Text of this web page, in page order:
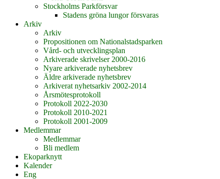
Stockholms Parkförsvar
Stadens gröna lungor försvaras
Arkiv
Arkiv
Propositionen om Nationalstadsparken
Vård- och utvecklingsplan
Arkiverade skrivelser 2000-2016
Nyare arkiverade nyhetsbrev
Äldre arkiverade nyhetsbrev
Arkiverat nyhetsarkiv 2002-2014
Årsmötesprotokoll
Protokoll 2022-2030
Protokoll 2010-2021
Protokoll 2001-2009
Medlemmar
Medlemmar
Bli medlem
Ekoparknytt
Kalender
Eng